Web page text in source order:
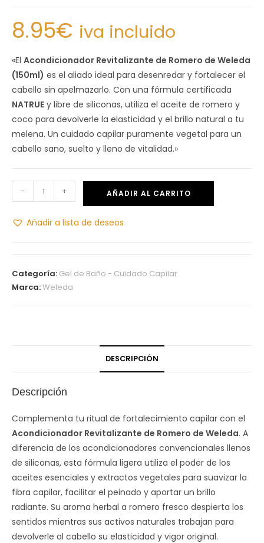
8.95€ iva incluido
«El Acondicionador Revitalizante de Romero de Weleda
(150ml) es el aliado ideal para desenredar y fortalecer el
cabello sin apelmazarlo. Con una fórmula certificada
NATRUE y libre de siliconas, utiliza el aceite de romero y
coco para devolverle la elasticidad y el brillo natural a tu
melena. Un cuidado capilar puramente vegetal para un
cabello sano, suelto y lleno de vitalidad.»
- + AÑADIR AL CARRITO
Añadir a lista de deseos
Categoría: Gel de Baño - Cuidado Capilar
Marca:Weleda
DESCRIPCIÓN
Descripción
Complementa tu ritual de fortalecimiento capilar con el
Acondicionador Revitalizante de Romero de Weleda. A
diferencia de los acondicionadores convencionales llenos
de siliconas, esta fórmula ligera utiliza el poder de los
aceites esenciales y extractos vegetales para suavizar la
fibra capilar, facilitar el peinado y aportar un brillo
radiante. Su aroma herbal a romero fresco despierta los
sentidos mientras sus activos naturales trabajan para
devolverle al cabello su elasticidad y vigor original.